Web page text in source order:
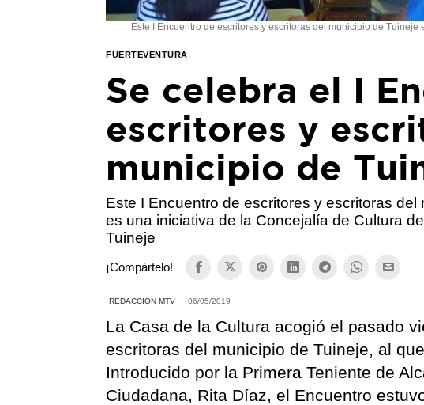
Este I Encuentro de escritores y escritoras del municipio de
FUERTEVENTURA
Se celebra el I
escritores y
municipio de
Este I Encuentro de escritores y escritoras del
es una iniciativa de la Concejalía de Cultura
Tuineje
¡Compártelo!
REDACCIÓN MTV 06/05/2019
La Casa de la Cultura acogió el pasado
escritoras del municipio de Tuineje, al
Introducido por la Primera Teniente de
Ciudadana, Rita Díaz, el Encuentro